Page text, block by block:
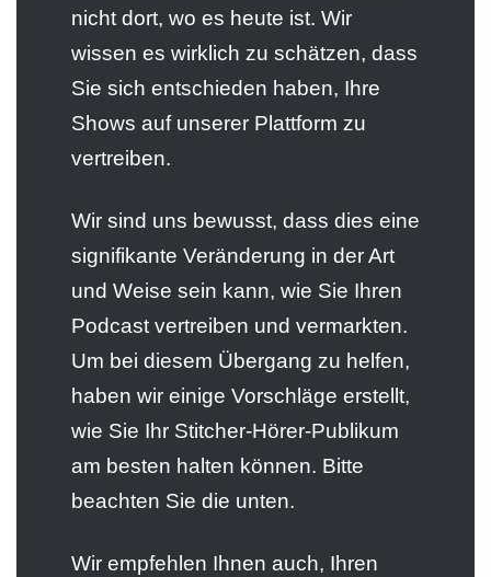
nicht dort, wo es heute ist. Wir
wissen es wirklich zu schätzen, dass
Sie sich entschieden haben, Ihre
Shows auf unserer Plattform zu
vertreiben.
Wir sind uns bewusst, dass dies eine
signifikante Veränderung in der Art
und Weise sein kann, wie Sie Ihren
Podcast vertreiben und vermarkten.
Um bei diesem Übergang zu helfen,
haben wir einige Vorschläge erstellt,
wie Sie Ihr Stitcher-Hörer-Publikum
am besten halten können. Bitte
beachten Sie die unten.
Wir empfehlen Ihnen auch, Ihren